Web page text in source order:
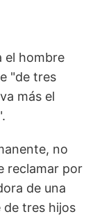
el hombre
"de tres
más el
no
reclamar por
de una
de tres hijos